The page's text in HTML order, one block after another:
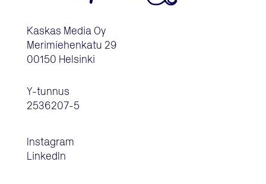
Kaskas Media Oy
Merimiehenkatu 29
00150 Helsinki
Y-tunnus
2536207-5
Instagram
LinkedIn